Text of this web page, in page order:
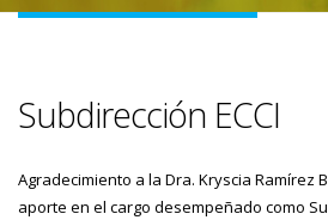
Subdirección ECCI
Agradecimiento a la Dra. Kryscia Ramírez
aporte en el cargo desempeñado como